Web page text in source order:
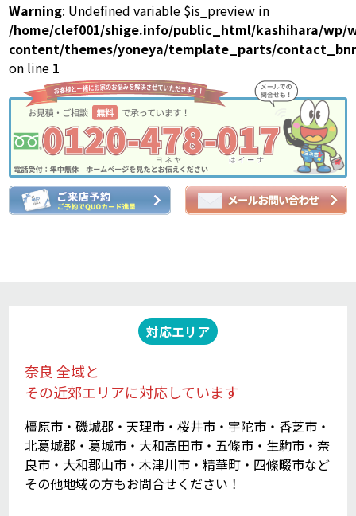
Warning: Undefined variable $is_preview in
/home/clef001/shige.info/public_html/kashihara/wp/
content/themes/yoneya/template_parts/
on line 1
対応エリア
奈良 全域と
その近郊エリアに対応しています
橿原市・磯城郡・天理市・桜井市・宇陀市・香芝市・
北葛城郡・葛城市・大和高田市・五條市・生駒市・奈
良市・大和郡山市・木津川市・精華町・四條畷市など
その他地域の方もお問合せください！